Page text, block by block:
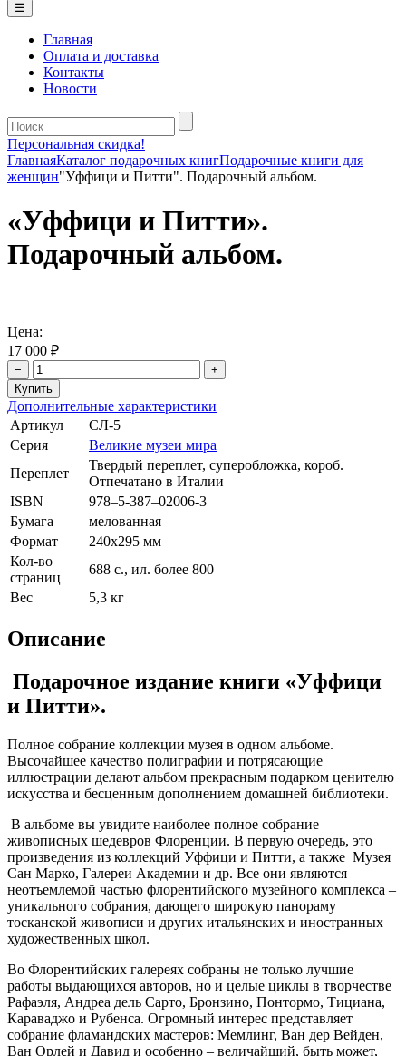
☰
Главная
Оплата и доставка
Контакты
Новости
Персональная скидка!
ГлавнаяКаталог подарочных книгПодарочные книги для
женщин"Уффици и Питти". Подарочный альбом.
«Уффици и Питти».
Подарочный альбом.
Цена:
17 000 ₽
− +
Дополнительные характеристики
Артикул
СЛ-5
Серия
Великие музеи мира
Переплет
Твердый переплет, суперобложка, короб.
Отпечатано в Италии
ISBN
978–5-387–02006-3
Бумага
мелованная
Формат
240х295 мм
Кол-во
страниц
688 с., ил. более 800
Вес
5,3 кг
Описание
Подарочное издание книги «Уффици
и Питти».
Полное собрание коллекции музея в одном альбоме.
Высочайшее качество полиграфии и потрясающие
иллюстрации делают альбом прекрасным подарком ценителю
искусства и бесценным дополнением домашней библиотеки.
В альбоме вы увидите наиболее полное собрание
живописных шедевров Флоренции. В первую очередь, это
произведения из коллекций Уффици и Питти, а также Музея
Сан Марко, Галереи Академии и др. Все они являются
неотъемлемой частью флорентийского музейного комплекса –
уникального собрания, дающего широкую панораму
тосканской живописи и других итальянских и иностранных
художественных школ.
Во Флорентийских галереях собраны не только лучшие
работы выдающихся авторов, но и целые циклы в творчестве
Рафаэля, Андреа дель Сарто, Бронзино, Понтормо, Тициана,
Караваджо и Рубенса. Огромный интерес представляет
собрание фламандских мастеров: Мемлинг, Ван дер Вейден,
Ван Орлей и Давид и особенно – величайший, быть может,